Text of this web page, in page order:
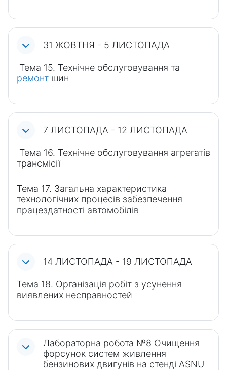
31 ЖОВТНЯ - 5 ЛИСТОПАДА
Тема 15. Технічне обслуговування та
ремонт шин
7 ЛИСТОПАДА - 12 ЛИСТОПАДА
Тема 16. Технічне обслуговування агрегатів
трансмісії
Тема 17. Загальна характеристика
технологічних процесів забезпечення
працездатності автомобілів
14 ЛИСТОПАДА - 19 ЛИСТОПАДА
Тема 18. Організація робіт з усунення
виявлених несправностей
Лабораторна робота №8 Очищення
форсунок систем живлення
бензинових двигунів на стенді ASNU